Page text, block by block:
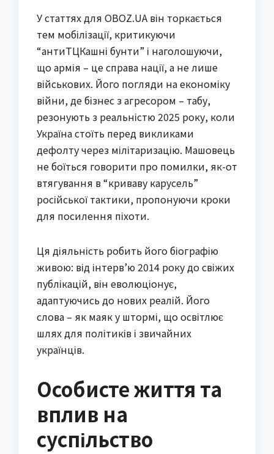
У статтях для OBOZ.UA він торкається
тем мобілізації, критикуючи
“антиТЦКашні бунти” і наголошуючи,
що армія – це справа нації, а не лише
військових. Його погляди на економіку
війни, де бізнес з агресором – табу,
резонують з реальністю 2025 року, коли
Україна стоїть перед викликами
дефолту через мілітаризацію. Машовець
не боїться говорити про помилки, як-от
втягування в “криваву карусель”
російської тактики, пропонуючи кроки
для посилення піхоти.
Ця діяльність робить його біографію
живою: від інтерв’ю 2014 року до свіжих
публікацій, він еволюціонує,
адаптуючись до нових реалій. Його
слова – як маяк у штормі, що освітлює
шлях для політиків і звичайних
українців.
Особисте життя та
вплив на
суспільство